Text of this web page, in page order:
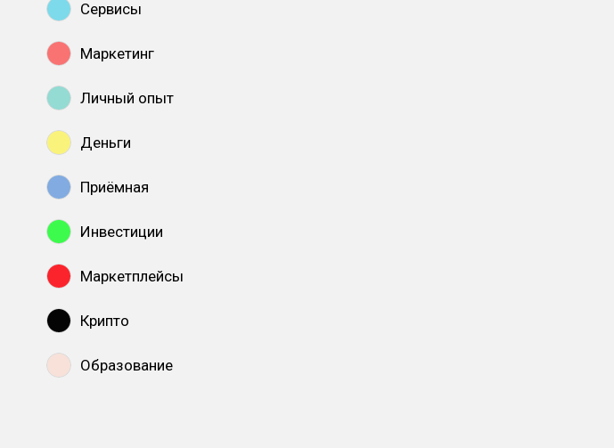
Сервисы
Маркетинг
Личный опыт
Деньги
Приёмная
Инвестиции
Маркетплейсы
Крипто
Образование